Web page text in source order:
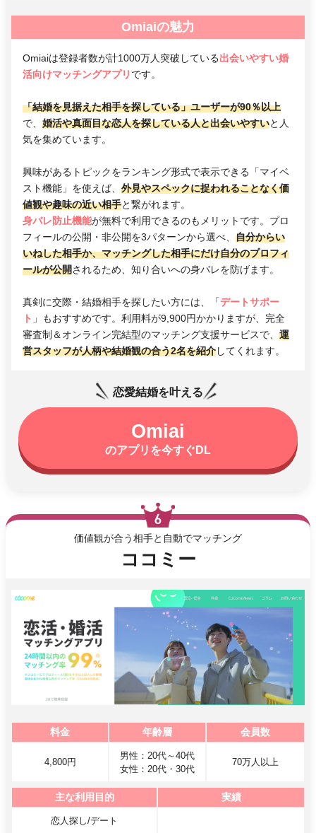
Omiaiの魅力
Omiaiは登録者数が計1000万人突破している出会いやすい婚
活向けマッチングアプリ です。
「結婚を見据えた相手を探している」ユーザーが90％以上
で、 婚活や真面目な恋人を探している人と出会いやすいと人
気を集めています。
興味があるトピックをランキング形式で表示できる「マイベ
スト機能」を使えば、 外見やスペックに捉われることなく価
値観や趣味の近い相手と繋がれます。
身バレ防止機能が無料で利用できるのもメリットです。プロ
フィールの公開・非公開を3パターンから選べ、 自分からい
いねした相手か、マッチングした相手にだけ自分のプロフィ
ールが公開されるため、知り合いへの身バレを防げます。
真剣に交際・結婚相手を探したい方には、「デートサポー
ト 」もおすすめです。利用料が9,900円かかりますが、完全
審査制＆オンライン完結型のマッチング支援サービスで、 運
営スタッフが人柄や結婚観の合う2名を紹介してくれます。
恋愛結婚を叶える
Omiai
のアプリを今すぐDL
価値観が合う相手と自動でマッチング
ココミー
料金 年齢層 会員数
4,800円
男性：20代～40代
女性：20代・30代
70万人以上
主な利用目的 実績
恋人探し/デート